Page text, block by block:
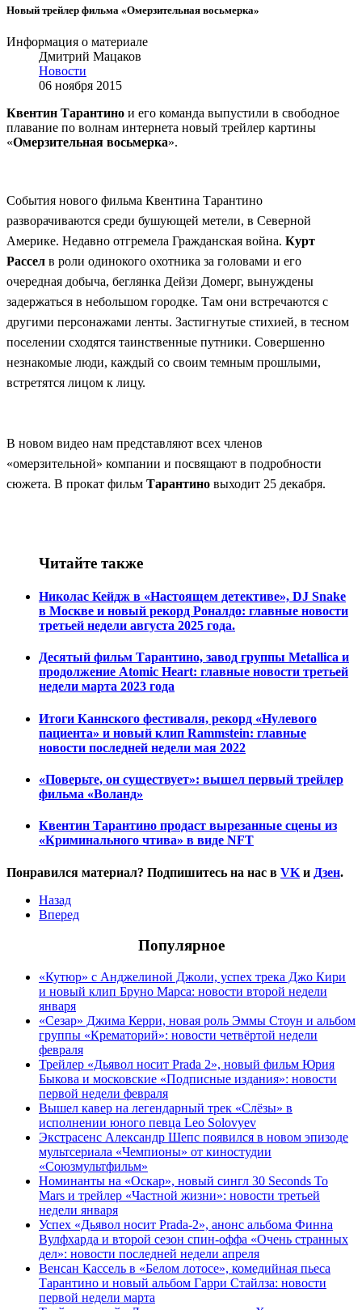
Новый трейлер фильма «Омерзительная восьмерка»
Информация о материале
Дмитрий Мацаков
Новости
06 ноября 2015
Квентин Тарантино и его команда выпустили в свободное
плавание по волнам интернета новый трейлер картины
«Омерзительная восьмерка».
События нового фильма Квентина Тарантино
разворачиваются среди бушующей метели, в Северной
Америке. Недавно отгремела Гражданская война. Курт
Рассел в роли одинокого охотника за головами и его
очередная добыча, беглянка Дейзи Домерг, вынуждены
задержаться в небольшом городке. Там они встречаются с
другими персонажами ленты. Застигнутые стихией, в тесном
поселении сходятся таинственные путники. Совершенно
незнакомые люди, каждый со своим темным прошлыми,
встретятся лицом к лицу.
В новом видео нам представляют всех членов
«омерзительной» компании и посвящают в подробности
сюжета. В прокат фильм Тарантино выходит 25 декабря.
Читайте также
Николас Кейдж в «Настоящем детективе», DJ Snake
в Москве и новый рекорд Роналдо: главные новости
третьей недели августа 2025 года.
Десятый фильм Тарантино, завод группы Metallica и
продолжение Atomic Heart: главные новости третьей
недели марта 2023 года
Итоги Каннского фестиваля, рекорд «Нулевого
пациента» и новый клип Rammstein: главные
новости последней недели мая 2022
«Поверьте, он существует»: вышел первый трейлер
фильма «Воланд»
Квентин Тарантино продаст вырезанные сцены из
«Криминального чтива» в виде NFT
Понравился материал? Подпишитесь на нас в VK и Дзен.
Назад
Вперед
Популярное
«Кутюр» с Анджелиной Джоли, успех трека Джо Кири
и новый клип Бруно Марса: новости второй недели
января
«Сезар» Джима Керри, новая роль Эммы Стоун и альбом
группы «Крематорий»: новости четвёртой недели
февраля
Трейлер «Дьявол носит Prada 2», новый фильм Юрия
Быкова и московские «Подписные издания»: новости
первой недели февраля
Вышел кавер на легендарный трек «Слёзы» в
исполнении юного певца Leo Solovyev
Экстрасенс Александр Шепс появился в новом эпизоде
мультсериала «Чемпионы» от киностудии
«Союзмультфильм»
Номинанты на «Оскар», новый сингл 30 Seconds To
Mars и трейлер «Частной жизни»: новости третьей
недели января
Успех «Дьявол носит Prada-2», анонс альбома Финна
Вулфхарда и второй сезон спин-оффа «Очень странных
дел»: новости последней недели апреля
Венсан Кассель в «Белом лотосе», комедийная пьеса
Тарантино и новый альбом Гарри Стайлза: новости
первой недели марта